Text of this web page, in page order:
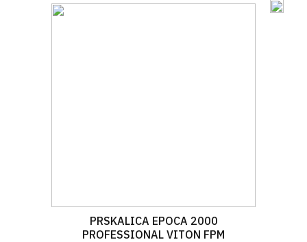
PRSKALICA EPOCA 2000
PROFESSIONAL VITON FPM